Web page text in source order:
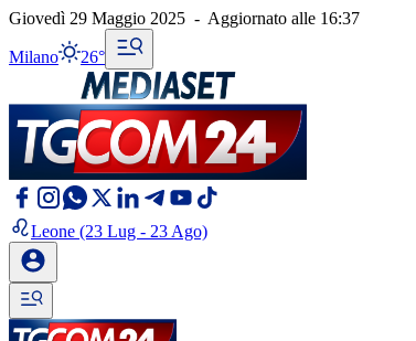
Giovedì 29 Maggio 2025 - Aggiornato alle 16:37
Milano 26°
Leone (23 Lug - 23 Ago)